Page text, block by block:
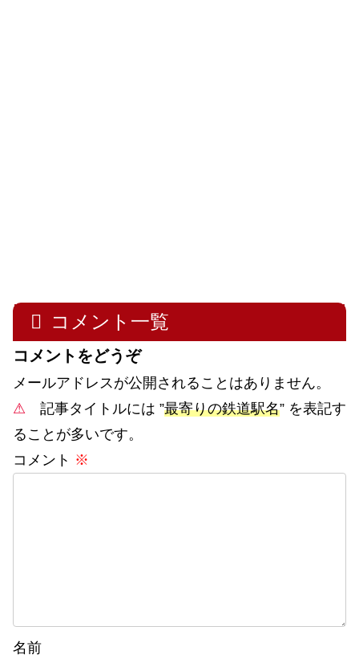
コメント一覧
コメントをどうぞ
メールアドレスが公開されることはありません。
⚠ 記事タイトルには ”最寄りの鉄道駅名” を表記す
ることが多いです。
コメント ※
名前